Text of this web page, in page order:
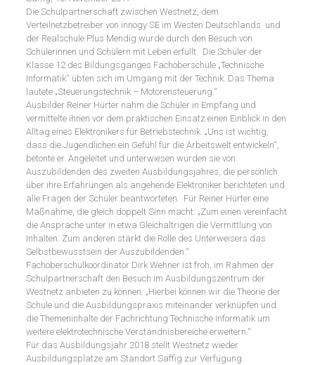
Die Schulpartnerschaft zwischen Westnetz, dem
Verteilnetzbetreiber von innogy SE im Westen Deutschlands und
der Realschule Plus Mendig wurde durch den Besuch von
Schülerinnen und Schülern mit Leben erfüllt. Die Schüler der
Klasse 12 des Bildungsganges Fachoberschule „Technische
Informatik“ übten sich im Umgang mit der Technik. Das Thema
lautete „Steuerungstechnik – Motorensteuerung.“
Ausbilder Reiner Hürter nahm die Schüler in Empfang und
vermittelte ihnen vor dem praktischen Einsatz einen Einblick in den
Alltag eines Elektronikers für Betriebstechnik. „Uns ist wichtig,
dass die Jugendlichen ein Gefühl für die Arbeitswelt entwickeln“,
betonte er. Angeleitet und unterwiesen wurden sie von
Auszubildenden des zweiten Ausbildungsjahres, die persönlich
über ihre Erfahrungen als angehende Elektroniker berichteten und
alle Fragen der Schüler beantworteten. Für Reiner Hürter eine
Maßnahme, die gleich doppelt Sinn macht: „Zum einen vereinfacht
die Ansprache unter in etwa Gleichaltrigen die Vermittlung von
Inhalten. Zum anderen stärkt die Rolle des Unterweisers das
Selbstbewusstsein der Auszubildenden.“
Fachoberschulkoordinator Dirk Wehner ist froh, im Rahmen der
Schulpartnerschaft den Besuch im Ausbildungszentrum der
Westnetz anbieten zu können. „Hierbei können wir die Theorie der
Schule und die Ausbildungspraxis miteinander verknüpfen und
die Themeninhalte der Fachrichtung Technische Informatik um
weitere elektrotechnische Verständnisbereiche erweitern.“
Für das Ausbildungsjahr 2018 stellt Westnetz wieder
Ausbildungsplatze am Standort Saffig zur Verfügung.